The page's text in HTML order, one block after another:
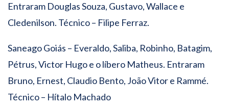
Entraram Douglas Souza, Gustavo, Wallace e
Cledenilson. Técnico – Filipe Ferraz.
Saneago Goiás – Everaldo, Saliba, Robinho, Batagim,
Pétrus, Victor Hugo e o líbero Matheus. Entraram
Bruno, Ernest, Claudio Bento, João Vitor e Rammé.
Técnico – Hítalo Machado